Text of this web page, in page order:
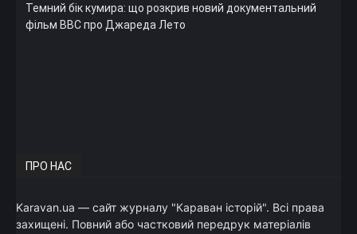
Темний бік кумира: що розкрив новий документальний
фільм ВВС про Джареда Лето
ПРО НАС
Karavan.ua — сайт журналу "Караван історій". Всі права
захищені. Повний або частковий передрук матеріалів